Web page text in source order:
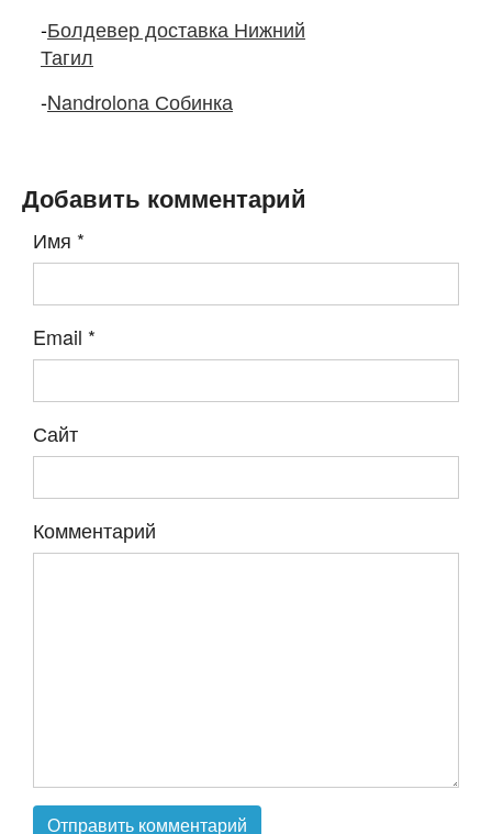
-Болдевер доставка Нижний
Тагил
-Nandrolona Собинка
Добавить комментарий
Имя *
Email *
Сайт
Комментарий